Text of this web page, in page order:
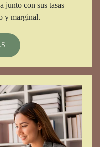
junto con sus tasas
y marginal.